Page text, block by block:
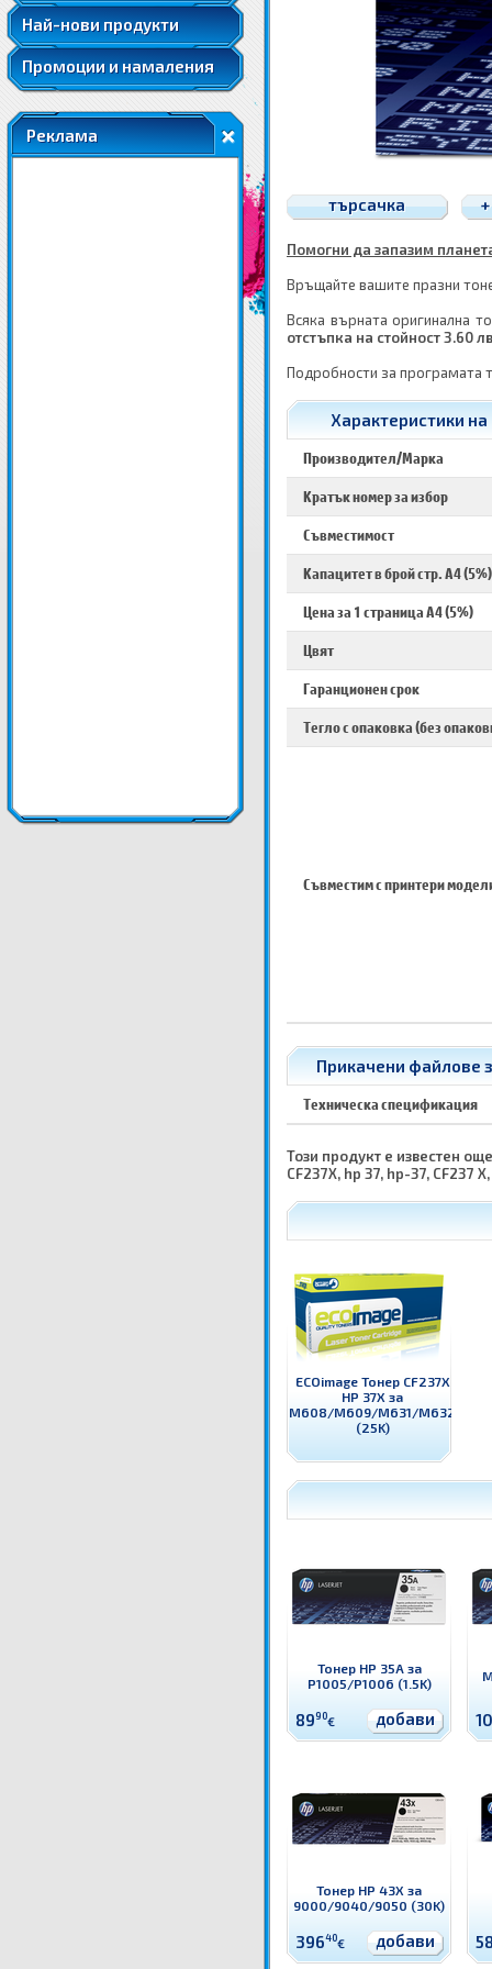
Най-нови продукти
Промоции и намаления
Реклама
търсачка
Помогни да запазим
Връщайте вашите празни
Всяка върната оригинална
отстъпка на стойност 3.60
Подробности за програмата
Характеристики
Производител/Марка
Кратък номер за избор
Съвместимост
Капацитет в брой стр. A4 (5%)
Цена за 1 страница A4 (5%)
Цвят
Гаранционен срок
Тегло с опаковка (без
Съвместим с принтери
Прикачени файлове
Техническа спецификация
Този продукт е известен
CF237X, hp 37, hp-37, CF237
ECOimage Тонер CF237X
HP 37X за
M608/M609/M631/M632
(25K)
Тонер HP 35A за
P1005/P1006 (1.5K)
8990€ добави
Тонер HP 43X за
9000/9040/9050 (30K)
39640€ добави